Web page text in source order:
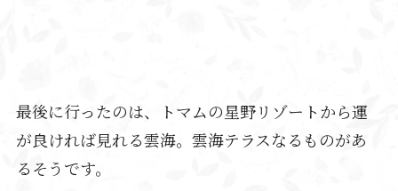
最後に行ったのは、トマムの星野リゾートから運
が良ければ見れる雲海。雲海テラスなるものがあ
るそうです。